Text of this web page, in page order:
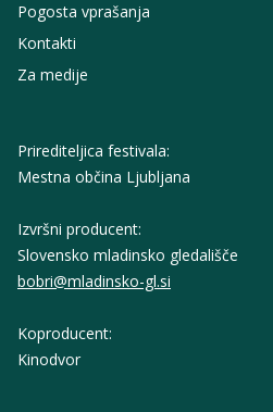
Pogosta vprašanja
Kontakti
Za medije
Prirediteljica festivala:
Mestna občina Ljubljana
Izvršni producent:
Slovensko mladinsko gledališče
bobri@mladinsko-gl.si
Koproducent:
Kinodvor